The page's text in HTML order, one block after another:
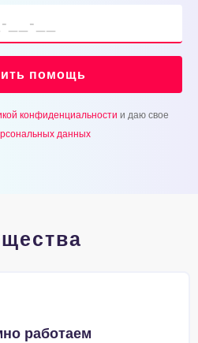
помощь
конфиденциальности и даю свое
данных
работаем